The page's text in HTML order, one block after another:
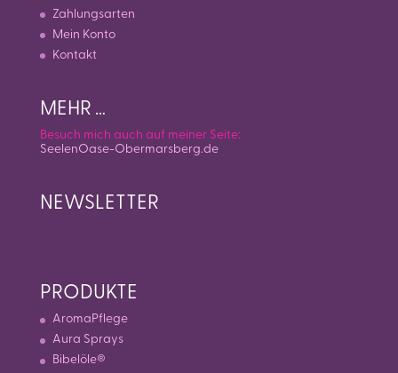
Zahlungsarten
Mein Konto
Kontakt
MEHR …
Besuch mich auch auf meiner Seite:
SeelenOase-Obermarsberg.de
NEWSLETTER
PRODUKTE
AromaPflege
Aura Sprays
Bibelöle®